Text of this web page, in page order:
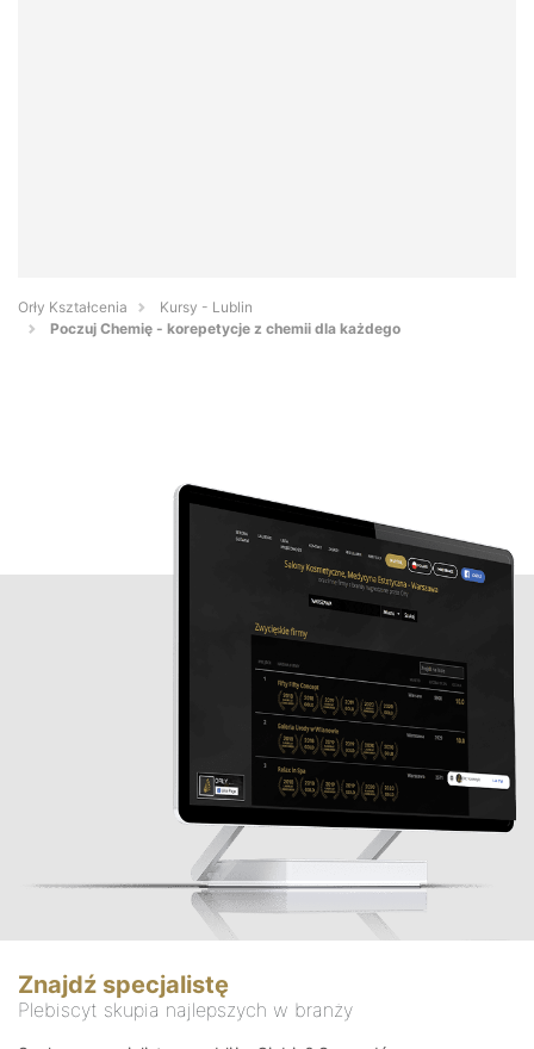
Orły Kształcenia
Kursy - Lublin
Poczuj Chemię - korepetycje z chemii dla każdego
Znajdź specjalistę
Plebiscyt skupia najlepszych w branży